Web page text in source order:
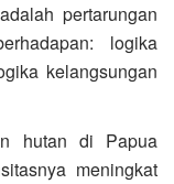
pertarungan
logika
kelangsungan
hutan di Papua
meningkat